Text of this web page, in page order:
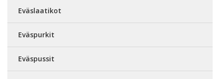
Eväslaatikot
Eväspurkit
Eväspussit